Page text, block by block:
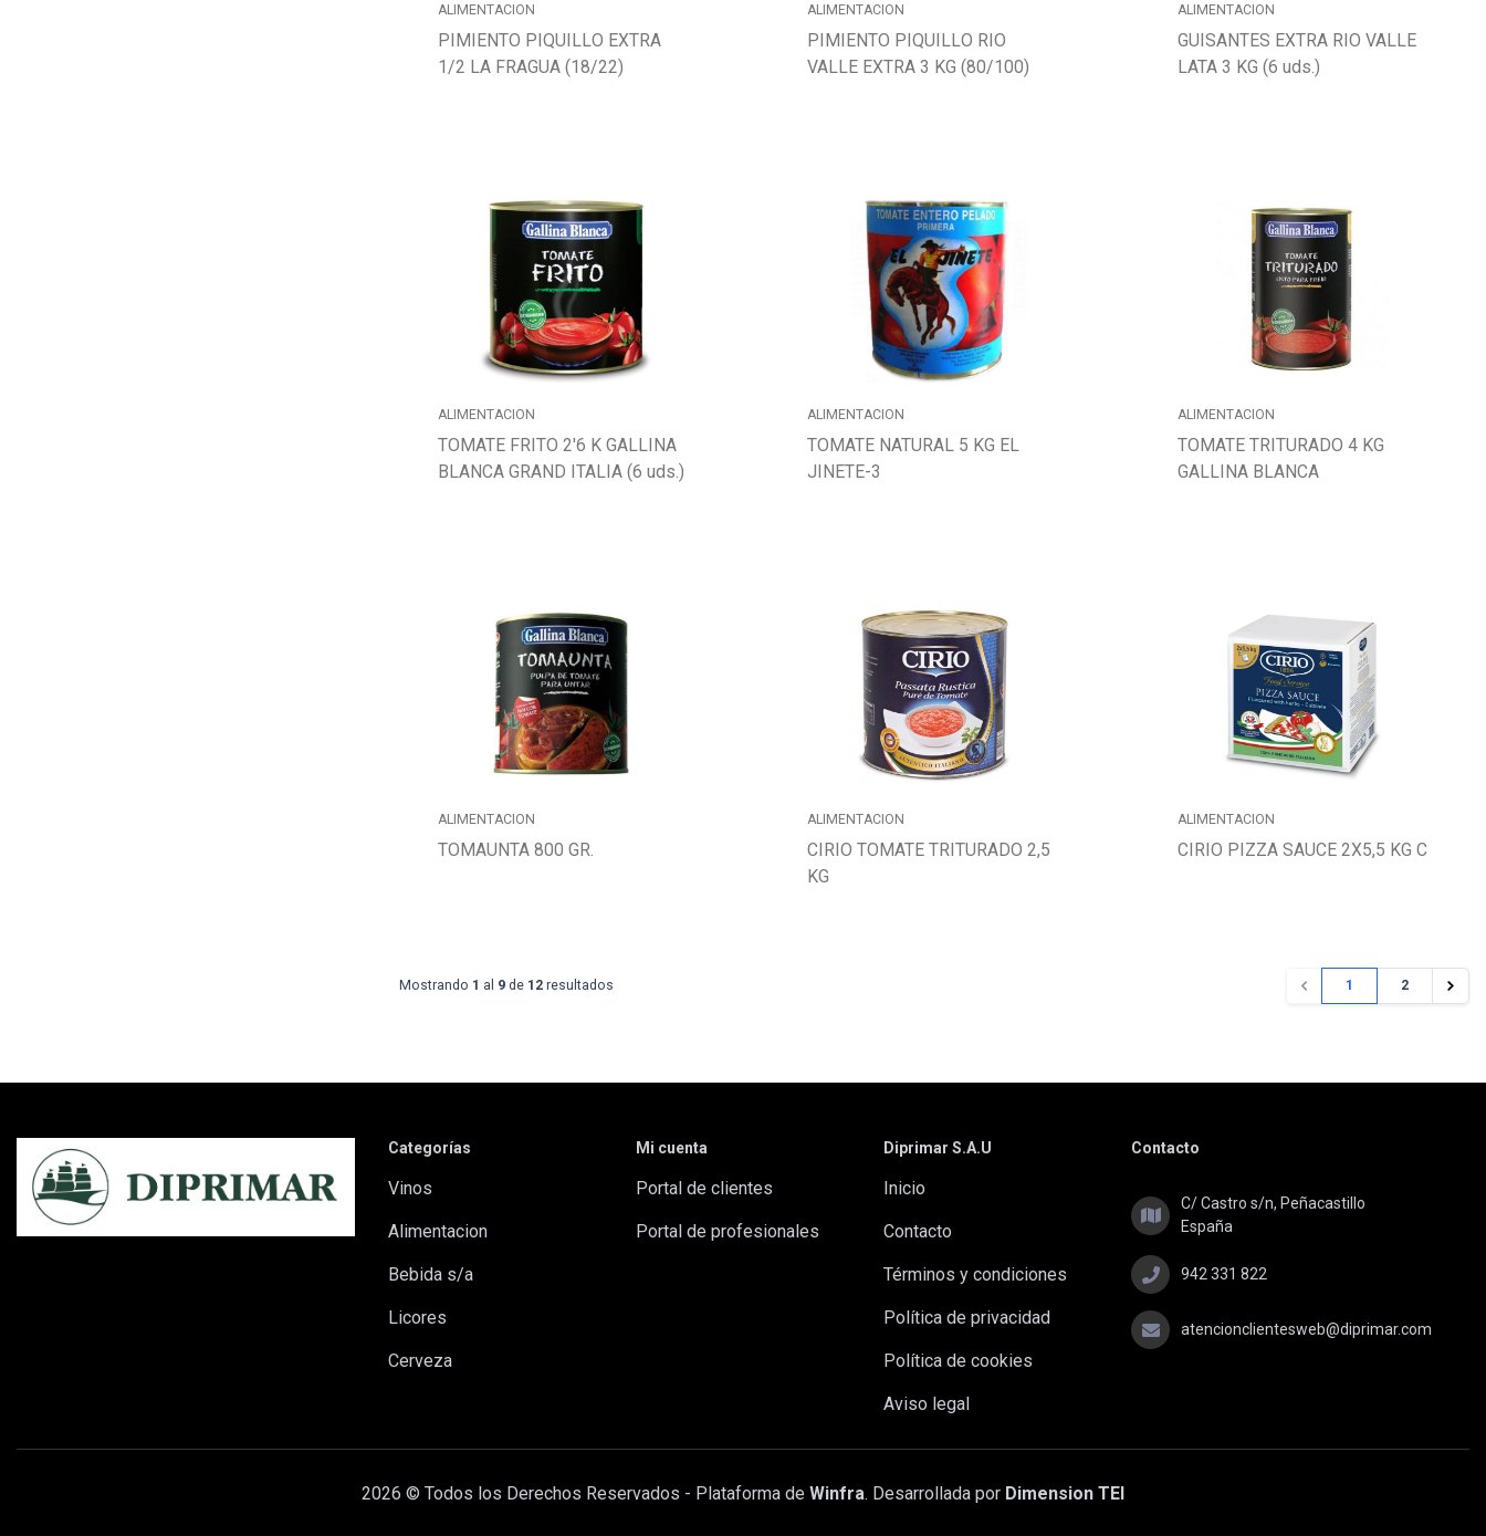
ALIMENTACION
PIMIENTO PIQUILLO EXTRA
1/2 LA FRAGUA (18/22)
ALIMENTACION
PIMIENTO PIQUILLO RIO
VALLE EXTRA 3 KG (80/100)
ALIMENTACION
GUISANTES EXTRA RIO VALLE
LATA 3 KG (6 uds.)
ALIMENTACION
TOMATE FRITO 2'6 K GALLINA
BLANCA GRAND ITALIA (6 uds.)
ALIMENTACION
TOMATE NATURAL 5 KG EL
JINETE-3
ALIMENTACION
TOMATE TRITURADO 4 KG
GALLINA BLANCA
ALIMENTACION
TOMAUNTA 800 GR.
ALIMENTACION
CIRIO TOMATE TRITURADO 2,5
KG
ALIMENTACION
CIRIO PIZZA SAUCE 2X5,5 KG C
Mostrando 1 al 9 de 12 resultados 1 2
Categorías
vinos
alimentacion
bebida s/a
licores
cerveza
Mi cuenta
Portal de clientes
Portal de profesionales
Diprimar S.A.U
Inicio
Contacto
Términos y condiciones
Política de privacidad
Política de cookies
Aviso legal
Contacto
C/ Castro s/n, Peñacastillo
España
942 331 822
atencionclientesweb@diprimar.com
2026 © Todos los Derechos Reservados - Plataforma de Winfra. Desarrollada por Dimension TEI